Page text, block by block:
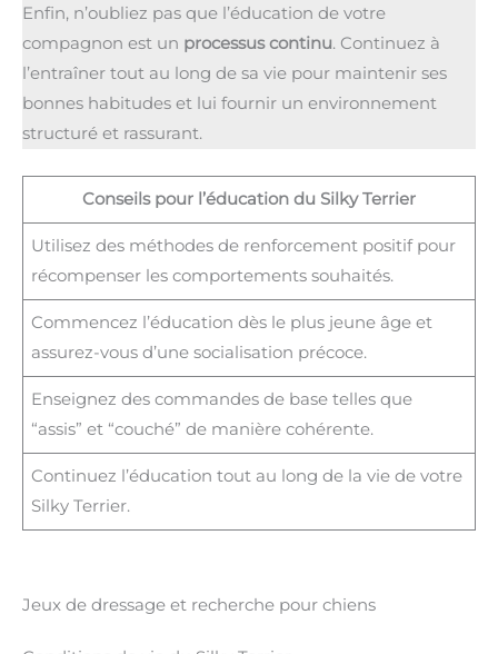
Enfin, n’oubliez pas que l’éducation de votre
compagnon est un processus continu. Continuez à
l’entraîner tout au long de sa vie pour maintenir ses
bonnes habitudes et lui fournir un environnement
structuré et rassurant.
Conseils pour l’éducation du Silky Terrier
Utilisez des méthodes de renforcement positif pour
récompenser les comportements souhaités.
Commencez l’éducation dès le plus jeune âge et
assurez-vous d’une socialisation précoce.
Enseignez des commandes de base telles que
“assis” et “couché” de manière cohérente.
Continuez l’éducation tout au long de la vie de votre
Silky Terrier.
Jeux de dressage et recherche pour chiens